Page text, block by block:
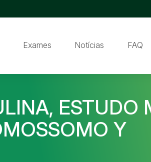
Exames Notícias FAQ
ESTUDO
Y